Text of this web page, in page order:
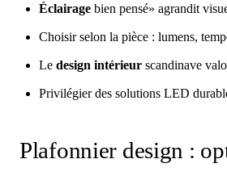
Éclairage bien pensé» agrandit
Choisir selon la pièce : lumens,
Le design intérieur scandinave
Privilégier des solutions LED
Plafonnier design :